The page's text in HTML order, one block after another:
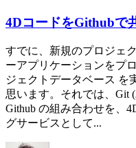
4DコードをGithubで
すでに、新規のプロジェ
ーアプリケーションをプ
ジェクトデータベース を
思います。それでは、Git
Github の組み合わせを、
グサービスとして...